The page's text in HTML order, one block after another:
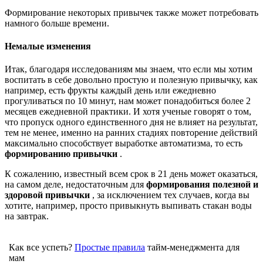
Формирование некоторых привычек также может потребовать
намного больше времени.
Немалые изменения
Итак, благодаря исследованиям мы знаем, что если мы хотим
воспитать в себе довольно простую и полезную привычку, как
например, есть фрукты каждый день или ежедневно
прогуливаться по 10 минут, нам может понадобиться более 2
месяцев ежедневной практики. И хотя ученые говорят о том,
что пропуск одного единственного дня не влияет на результат,
тем не менее, именно на ранних стадиях повторение действий
максимально способствует выработке автоматизма, то есть
формированию привычки .
К сожалению, известный всем срок в 21 день может оказаться,
на самом деле, недостаточным для формирования полезной и
здоровой привычки , за исключением тех случаев, когда вы
хотите, например, просто привыкнуть выпивать стакан воды
на завтрак.
Как все успеть? Простые правила тайм-менеджмента для
мам